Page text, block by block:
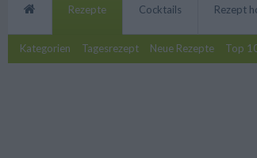
Rezepte
Kategorien Tagesrezept Neue Rezepte Top
Cocktails Rezept